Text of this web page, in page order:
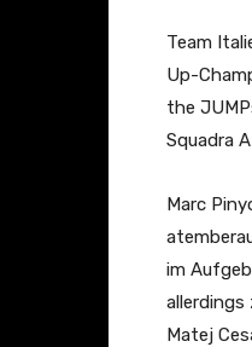
Team
Up-
the
Squadra
Marc
im
allerdings
Matej